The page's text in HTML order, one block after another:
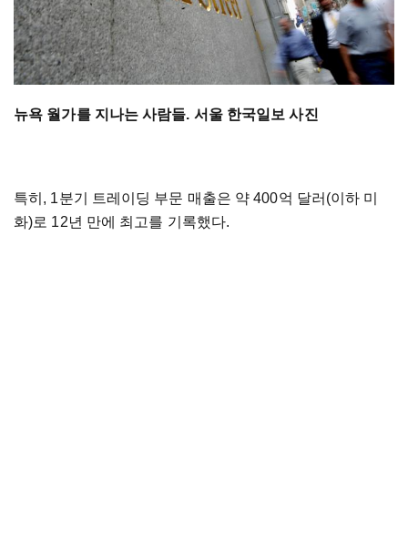
뉴욕 월가를 지나는 사람들. 서울 한국일보 사진
특히, 1분기 트레이딩 부문 매출은 약 400억 달러(이하 미
화)로 12년 만에 최고를 기록했다.